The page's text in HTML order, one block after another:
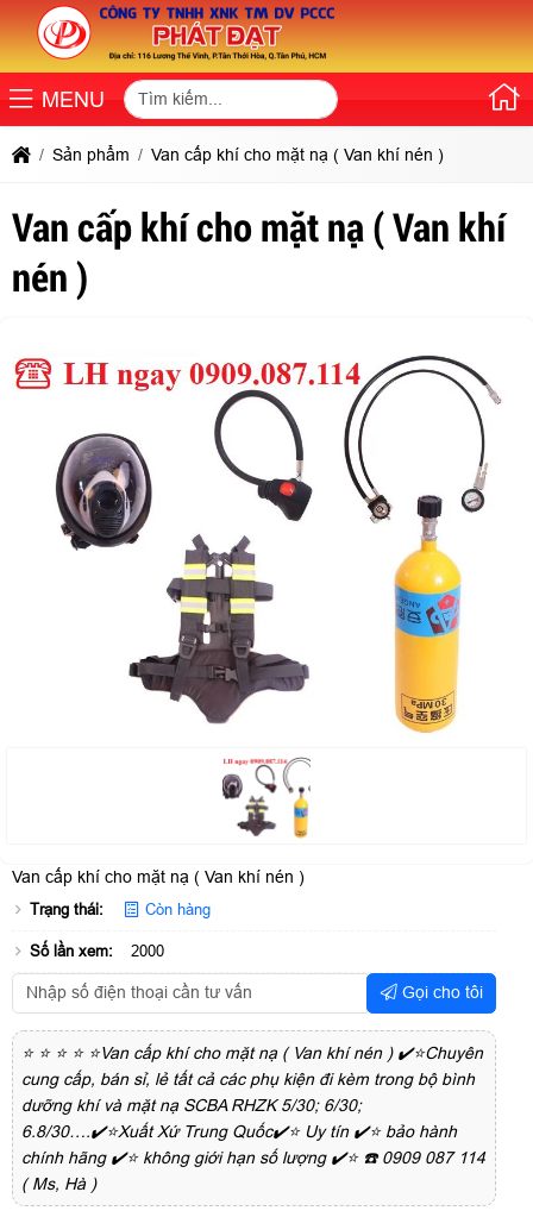
MENU
Sản phẩm Van cấp khí cho mặt nạ ( Van khí nén )
Van cấp khí cho mặt nạ ( Van khí
nén )
Van cấp khí cho mặt nạ ( Van khí nén )
Trạng thái: Còn hàng
Số lần xem: 2000
Gọi cho tôi
⭐ ⭐ ⭐ ⭐ ⭐Van cấp khí cho mặt nạ ( Van khí nén ) ✔️⭐Chuyên
cung cấp, bán sỉ, lẻ tất cả các phụ kiện đi kèm trong bộ bình
dưỡng khí và mặt nạ SCBA RHZK 5/30; 6/30;
6.8/30….✔️⭐Xuất Xứ Trung Quốc✔️⭐ Uy tín ✔️⭐ bảo hành
chính hãng ✔️⭐ không giới hạn số lượng ✔️⭐ ☎️ 0909 087 114
( Ms, Hà )